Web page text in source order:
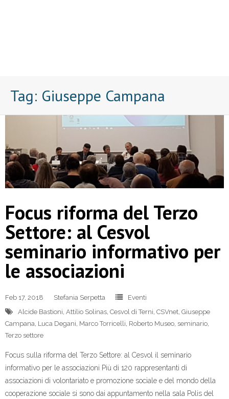
Tag: Giuseppe Campana
Focus riforma del Terzo
Settore: al Cesvol
seminario informativo per
le associazioni
Feb 17, 2018 Stefania Serpetta
Eventi
Alcide Bastioni Attilio Solinas Cesvol di Terni CSVnet Giuseppe
Campana Luca Degani Marco Torricelli Roberto Museo seminario
Terzo settore
Focus sulla riforma del Terzo Settore: al Cesvol il seminario
informativo per le associazioni Più di 120 rappresentanti di
associazioni di volontariato e promozione sociale e del mondo della
cooperazione sociale si sono dai appuntamento nella sala Polis del